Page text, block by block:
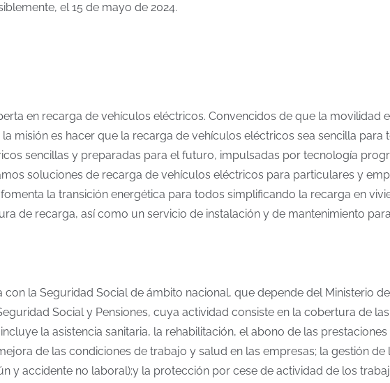
el 15 de mayo de 2024.
en recarga de vehículos eléctricos. Convencidos de que la movilidad
misión es hacer que la recarga de vehículos eléctricos sea sencilla para
sencillas y preparadas para el futuro, impulsadas por tecnología
soluciones de recarga de vehículos eléctricos para particulares y
la transición energética para todos simplificando la recarga en
de recarga, así como un servicio de instalación y de mantenimiento
la Seguridad Social de ámbito nacional, que depende del Ministerio
Social y Pensiones, cuya actividad consiste en la cobertura de
la asistencia sanitaria, la rehabilitación, el abono de las
de las condiciones de trabajo y salud en las empresas; la gestión
y accidente no laboral);y la protección por cese de actividad de los